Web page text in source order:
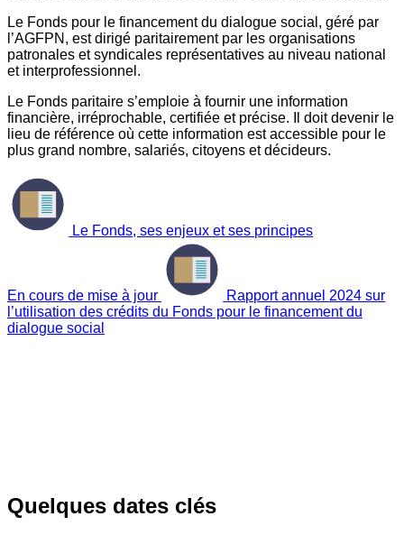
Le Fonds pour le financement du dialogue social, géré par
l’AGFPN, est dirigé paritairement par les organisations
patronales et syndicales représentatives au niveau national
et interprofessionnel.
Le Fonds paritaire s’emploie à fournir une information
financière, irréprochable, certifiée et précise. Il doit devenir le
lieu de référence où cette information est accessible pour le
plus grand nombre, salariés, citoyens et décideurs.
Le Fonds, ses enjeux et ses principes
En cours de mise à jour
Rapport annuel 2024 sur
l’utilisation des crédits du Fonds pour le financement du
dialogue social
Quelques dates clés